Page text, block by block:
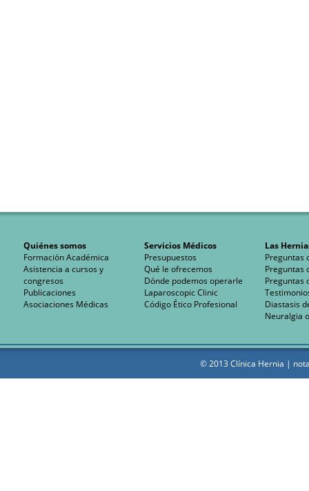
Quiénes somos
Formación Académica
Asistencia a cursos y
congresos
Publicaciones
Asociaciones Médicas
Servicios Médicos
Presupuestos
Qué le ofrecemos
Dónde podemos operarle
Laparoscopic Clinic
Código Ético Profesional
Las
Preguntas
Preguntas
Preguntas
Diastasis
Neuralgia
© 2013 Clínica Hernia |